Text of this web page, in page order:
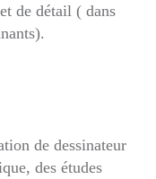
de détail ( dans
de dessinateur
des études